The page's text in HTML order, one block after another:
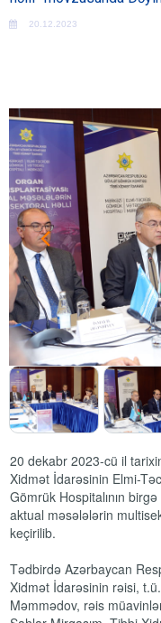
20.12.2023
20 dekabr 2023-cü il
Xidmət İdarəsinin Elmi-
Gömrük Hospitalının birgə
aktual məsələlərin
keçirilib.
Tədbirdə Azərbaycan
Xidmət İdarəsinin rəisi,
Məmmədov, rəis